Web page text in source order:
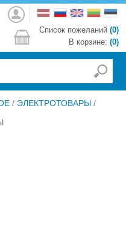
Войти
Список пожеланий (0)
В корзине: (0)
/ ЭЛЕКТРОТОВАРЫ /